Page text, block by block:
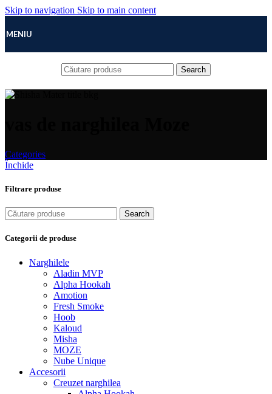
Skip to navigation Skip to main content
MENIU
Search
Categories
Închide
Filtrare produse
Search
Categorii de produse
Narghilele
Aladin MVP
Alpha Hookah
Amotion
Fresh Smoke
Hoob
Kaloud
Misha
MOZE
Nube Unique
Accesorii
Creuzet narghilea